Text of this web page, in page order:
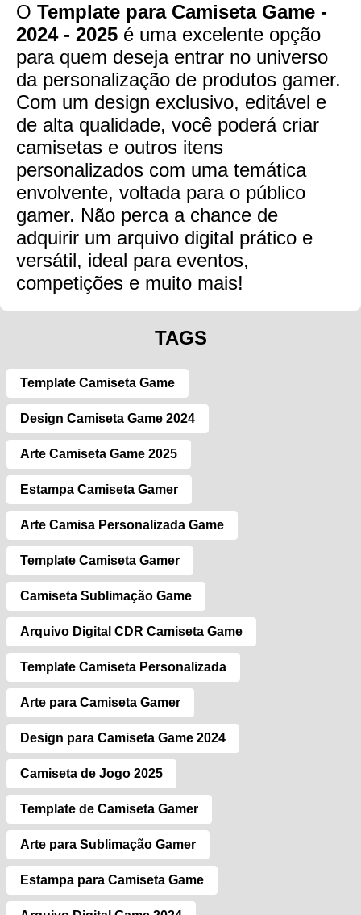
O Template para Camiseta Game -
2024 - 2025 é uma excelente opção
para quem deseja entrar no universo
da personalização de produtos gamer.
Com um design exclusivo, editável e
de alta qualidade, você poderá criar
camisetas e outros itens
personalizados com uma temática
envolvente, voltada para o público
gamer. Não perca a chance de
adquirir um arquivo digital prático e
versátil, ideal para eventos,
competições e muito mais!
TAGS
Template Camiseta Game
Design Camiseta Game 2024
Arte Camiseta Game 2025
Estampa Camiseta Gamer
Arte Camisa Personalizada Game
Template Camiseta Gamer
Camiseta Sublimação Game
Arquivo Digital CDR Camiseta Game
Template Camiseta Personalizada
Arte para Camiseta Gamer
Design para Camiseta Game 2024
Camiseta de Jogo 2025
Template de Camiseta Gamer
Arte para Sublimação Gamer
Estampa para Camiseta Game